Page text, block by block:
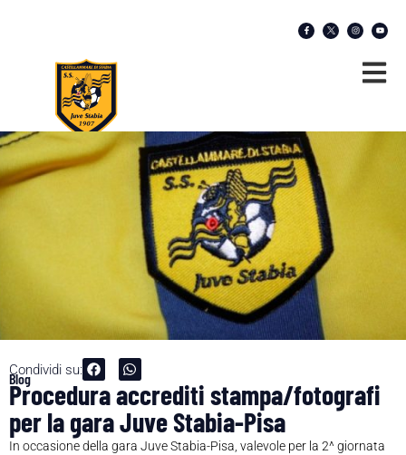
Condividi su:
Blog
Procedura accrediti stampa/fotografi
per la gara Juve Stabia-Pisa
In occasione della gara Juve Stabia-Pisa, valevole per la 2^ giornata